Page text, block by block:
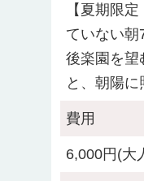
【夏期限
ていない朝
後楽園を望
と、朝陽
費用
6,000円(